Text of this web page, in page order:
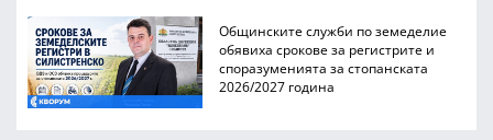
Общинските служби по земеделие
обявиха срокове за регистрите и
споразуменията за стопанската
2026/2027 година